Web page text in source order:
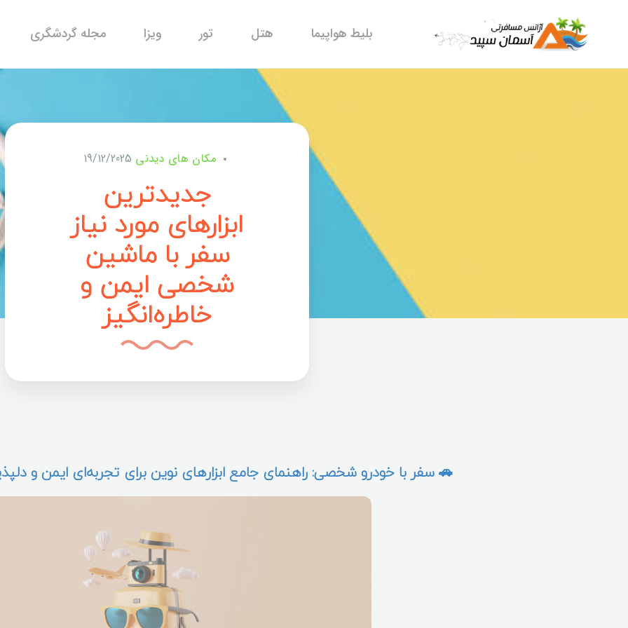
بلیط هواپیما هتل تور ویزا مجله گردشگری
مکان های دیدنی
جدیدترین
ابزارهای مورد نیاز
سفر با ماشین
شخصی ایمن و
خاطره‌انگیز
🚗 سفر با خودرو شخصی: راهنمای جامع ابزارهای نوین برای تجربه‌ای ایمن و